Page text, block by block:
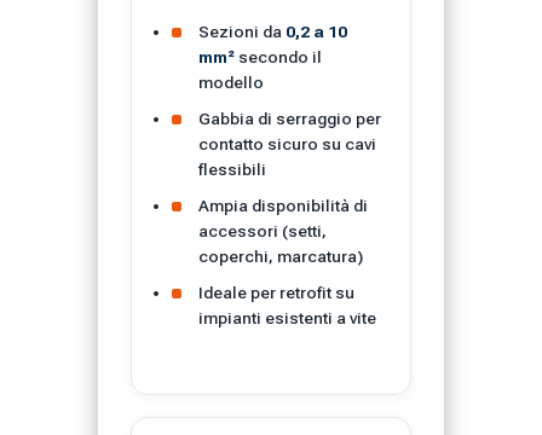
Sezioni da 0,2 a 10
mm²secondo il
modello
Gabbia di serraggio per
contatto sicuro su cavi
flessibili
Ampia disponibilità di
accessori (setti,
coperchi, marcatura)
Ideale per retrofit su
impianti esistenti a vite